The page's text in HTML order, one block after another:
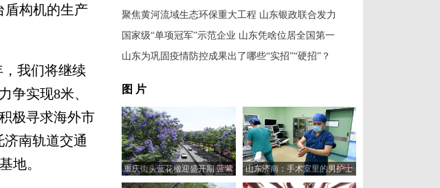
盾构机的生产
我们将继续
争实现8米、
极寻求海外市
南轨道交通
地。
聚焦黄河流域生态环保重大工程 山东银政联合发力
国家级“单项冠军”示范企业 山东凭啥位居全国第一
山东为巩固疫情防控成果出了哪些“实招”“硬招”？
图 片
重庆街头蓝花楹迎盛开期 蓝紫
色的花朵显得格外艳丽
山东济南：手术室里的男护士